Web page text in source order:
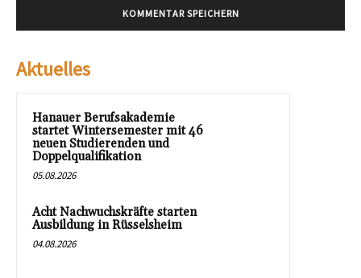
Aktuelles
Hanauer Berufsakademie
startet Wintersemester mit 46
neuen Studierenden und
Doppelqualifikation
05.08.2026
Acht Nachwuchskräfte starten
Ausbildung in Rüsselsheim
04.08.2026